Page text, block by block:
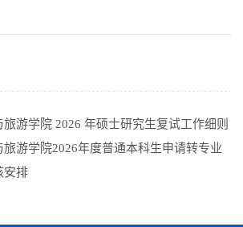
游学院 2026 年硕士研究生复试工作细则
旅游学院2026年度普通本科生申请转专业
安排